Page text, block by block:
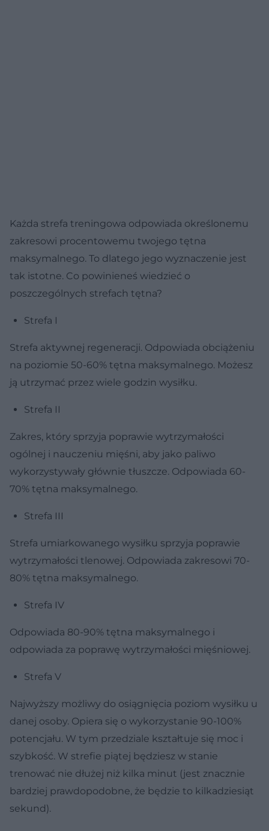
Każda strefa treningowa odpowiada określonemu
zakresowi procentowemu twojego tętna
maksymalnego. To dlatego jego wyznaczenie jest
tak istotne. Co powinieneś wiedzieć o
poszczególnych strefach tętna?
Strefa I
Strefa aktywnej regeneracji. Odpowiada obciążeniu
na poziomie 50-60% tętna maksymalnego. Możesz
ją utrzymać przez wiele godzin wysiłku.
Strefa II
Zakres, który sprzyja poprawie wytrzymałości
ogólnej i nauczeniu mięśni, aby jako paliwo
wykorzystywały głównie tłuszcze. Odpowiada 60-
70% tętna maksymalnego.
Strefa III
Strefa umiarkowanego wysiłku sprzyja poprawie
wytrzymałości tlenowej. Odpowiada zakresowi 70-
80% tętna maksymalnego.
Strefa IV
Odpowiada 80-90% tętna maksymalnego i
odpowiada za poprawę wytrzymałości mięśniowej.
Strefa V
Najwyższy możliwy do osiągnięcia poziom wysiłku u
danej osoby. Opiera się o wykorzystanie 90-100%
potencjału. W tym przedziale kształtuje się moc i
szybkość. W strefie piątej będziesz w stanie
trenować nie dłużej niż kilka minut (jest znacznie
bardziej prawdopodobne, że będzie to kilkadziesiąt
sekund).